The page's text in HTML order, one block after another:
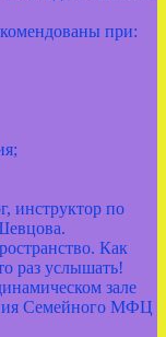
при:
инструктор по
Как
раз услышать!
зале
Семейного МФЦ